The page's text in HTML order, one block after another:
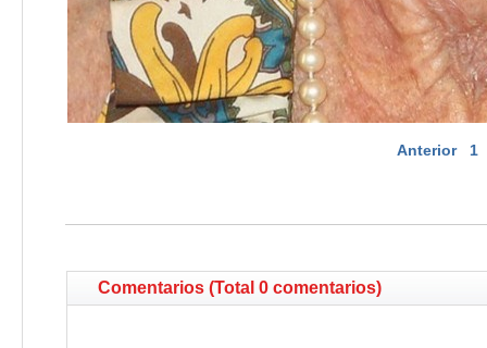
Anterior 1
Comentarios (Total 0 comentarios)